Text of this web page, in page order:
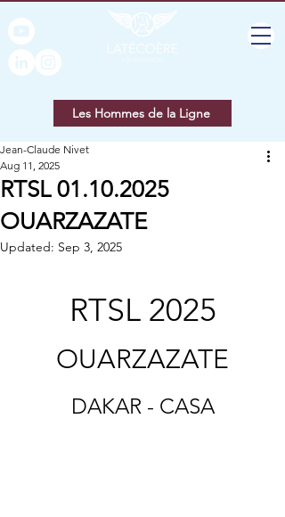
Les Hommes de la Ligne
RTSL 01.10.2025
OUARZAZATE
Jean-Claude Nivet
Aug 11, 2025
Updated: Sep 3, 2025
RTSL 2025
OUARZAZATE
DAKAR - CASA